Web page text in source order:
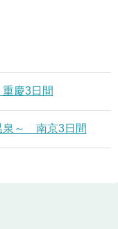
慶3日間
泉～ 南京3日間